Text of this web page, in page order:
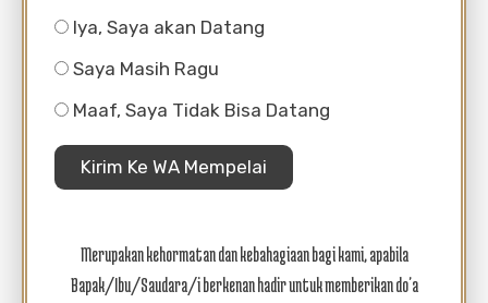
Iya, Saya akan Datang
Saya Masih Ragu
Maaf, Saya Tidak Bisa Datang
Kirim Ke WA Mempelai
Merupakan kehormatan dan kebahagiaan bagi kami, apabila
Bapak/Ibu/Saudara/i berkenan hadir untuk memberikan do'a